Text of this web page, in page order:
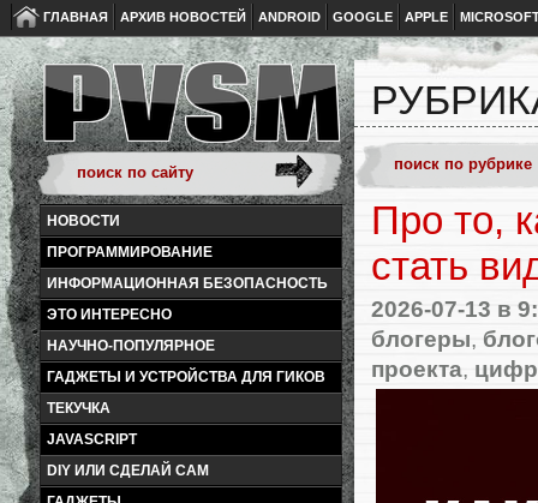
ГЛАВНАЯ АРХИВ НОВОСТЕЙ ANDROID GOOGLE APPLE
НОВОСТИ
ПРОГРАММИРОВАНИЕ
ИНФОРМАЦИОННАЯ БЕЗОПАСНОСТЬ
ЭТО ИНТЕРЕСНО
НАУЧНО-ПОПУЛЯРНОЕ
ГАДЖЕТЫ И УСТРОЙСТВА ДЛЯ ГИКОВ
ТЕКУЧКА
JAVASCRIPT
DIY ИЛИ СДЕЛАЙ САМ
Про то,
стать
2026-07-13 в
блогеры,
проекта,